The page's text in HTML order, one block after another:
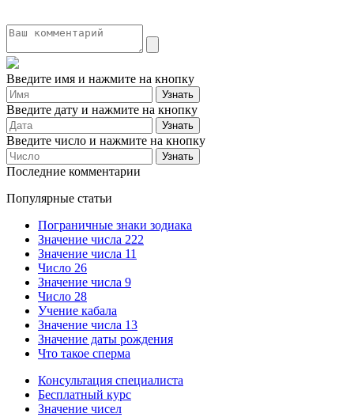
Введите имя и нажмите на кнопку
Введите дату и нажмите на кнопку
Введите число и нажмите на кнопку
Последние комментарии
Популярные статьи
Пограничные знаки зодиака
Значение числа 222
Значение числа 11
Число 26
Значение числа 9
Число 28
Учение кабала
Значение числа 13
Значение даты рождения
Что такое сперма
Консультация специалиста
Бесплатный курс
Значение чисел